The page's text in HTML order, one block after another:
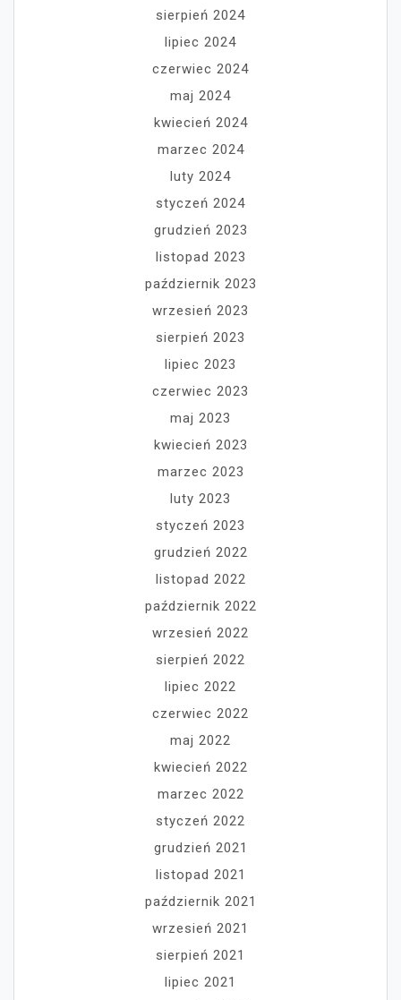
sierpień 2024
lipiec 2024
czerwiec 2024
maj 2024
kwiecień 2024
marzec 2024
luty 2024
styczeń 2024
grudzień 2023
listopad 2023
październik 2023
wrzesień 2023
sierpień 2023
lipiec 2023
czerwiec 2023
maj 2023
kwiecień 2023
marzec 2023
luty 2023
styczeń 2023
grudzień 2022
listopad 2022
październik 2022
wrzesień 2022
sierpień 2022
lipiec 2022
czerwiec 2022
maj 2022
kwiecień 2022
marzec 2022
styczeń 2022
grudzień 2021
listopad 2021
październik 2021
wrzesień 2021
sierpień 2021
lipiec 2021